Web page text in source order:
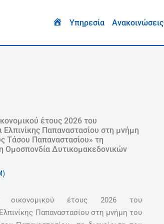
m
Υπηρεσία Ανακοινώσεις
έτους 2026 του
Παπαναστασίου στη μνήμη
Τάσου Παπαναστασίου» τη
Ομοσπονδία Δυτικομακεδονικών
οικονομικού έτους 2026 του
Παπαναστασίου στη μνήμη του